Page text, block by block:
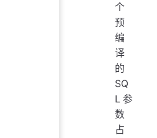
个
预
编
译
的
SQ
L参
数
占